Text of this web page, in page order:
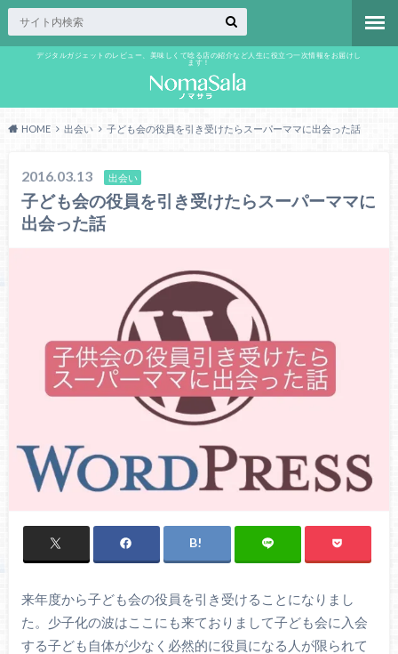
デジタルガジェットのレビュー、美味しくて唸る店の紹介など人生に役立つ一次情報をお届けし
ます！
HOME 出会い 子ども会の役員を引き受けたらスーパーママに出会った話
2016.03.13 出会い
子ども会の役員を引き受けたらスーパーママに
出会った話
来年度から子ども会の役員を引き受けることになりまし
た。少子化の波はここにも来ておりまして子ども会に入会
する子ども自体が少なく必然的に役員になる人が限られて